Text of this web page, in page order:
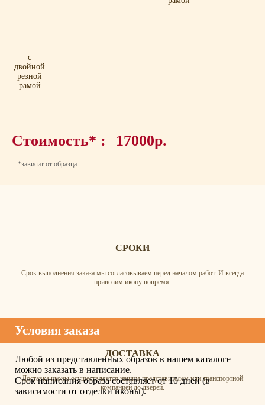
с
двойной
резной
рамой
Стоимость* : 17000р.
*зависит от образца
СРОКИ
Срок выполнения заказа мы согласовываем перед началом работ. И всегда
привозим икону вовремя.
ДОСТАВКА
Доставка иконы осуществляется нашим представителем или транспортной
компанией до дверей.
Условия заказа
Любой из представленных образов в нашем каталоге
можно заказать в написание.
Срок написания образа составляет от 10 дней (в
зависимости от отделки иконы).